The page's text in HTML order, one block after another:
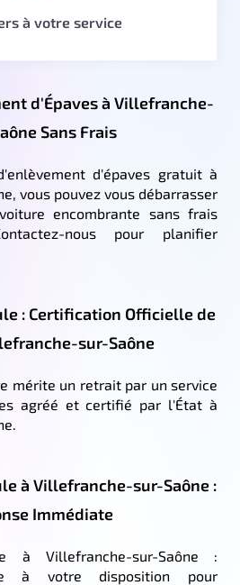
à votre service
d'Épaves à Villefranche-
Sans Frais
d'épaves gratuit à
vous pouvez vous débarrasser
encombrante sans frais
nous pour planifier
: Certification Officielle de
sur-Saône
mérite un retrait par un service
agréé et certifié par l'État à
à Villefranche-sur-Saône :
Immédiate
à Villefranche-sur-Saône :
à votre disposition pour